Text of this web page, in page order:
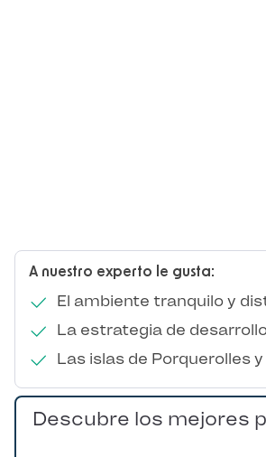
A nuestro experto le gusta:
El ambiente tranquilo y
La estrategia de
Las islas de Porquerolles
Descubre los mejores